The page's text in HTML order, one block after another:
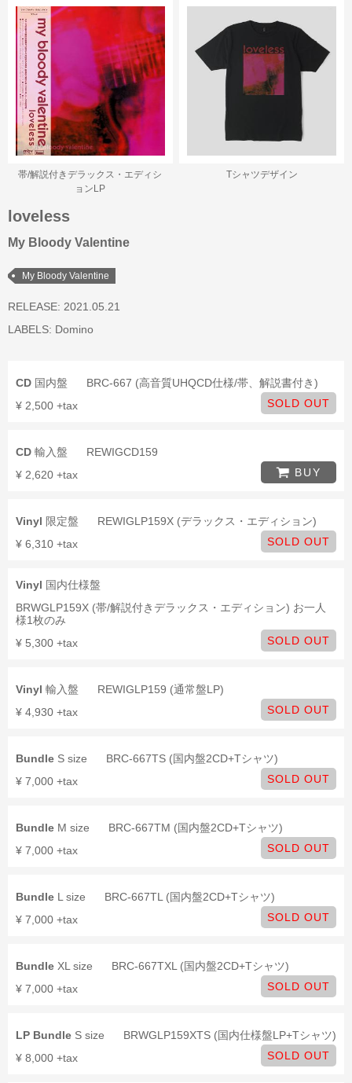
帯/解説付きデラックス・エディシ
ョンLP
Tシャツデザイン
loveless
My Bloody Valentine
My Bloody Valentine
RELEASE: 2021.05.21
LABELS: Domino
CD 国内盤
BRC-667 (高音質UHQCD仕様/帯、解説書付き)
¥ 2,500 +tax
SOLD OUT
CD 輸入盤
REWIGCD159
¥ 2,620 +tax
BUY
Vinyl 限定盤
REWIGLP159X (デラックス・エディション)
¥ 6,310 +tax
SOLD OUT
Vinyl 国内仕様盤
BRWGLP159X (帯/解説付きデラックス・エディション) お一人
様1枚のみ
¥ 5,300 +tax
SOLD OUT
Vinyl 輸入盤
REWIGLP159 (通常盤LP)
¥ 4,930 +tax
SOLD OUT
Bundle S size
BRC-667TS (国内盤2CD+Tシャツ)
¥ 7,000 +tax
SOLD OUT
Bundle M size
BRC-667TM (国内盤2CD+Tシャツ)
¥ 7,000 +tax
SOLD OUT
Bundle L size
BRC-667TL (国内盤2CD+Tシャツ)
¥ 7,000 +tax
SOLD OUT
Bundle XL size
BRC-667TXL (国内盤2CD+Tシャツ)
¥ 7,000 +tax
SOLD OUT
LP Bundle S size
BRWGLP159XTS (国内仕様盤LP+Tシャツ)
¥ 8,000 +tax
SOLD OUT